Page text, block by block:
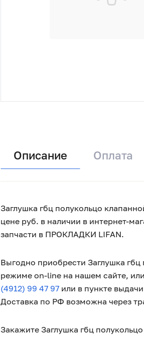
Описание Оплата
Заглушка гбц полукольцо
цене руб. в наличии в интернет-
запчасти в ПРОКЛАДКИ LIFAN.
Выгодно приобрести Заглушка
режиме on-line на нашем сайте,
(4912) 99 47 97или в пункте
Доставка по РФ возможна через
Закажите Заглушка гбц